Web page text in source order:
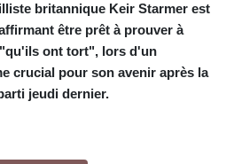
britannique Keir Starmer est
être prêt à prouver à
ont tort", lors d'un
crucial pour son avenir après la
jeudi dernier.